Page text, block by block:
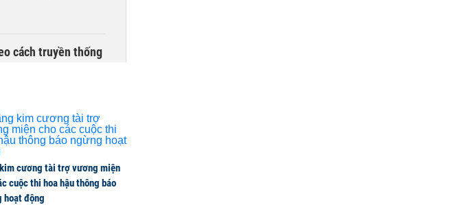
cách truyền thống
cương tài trợ vương miện
cuộc thi hoa hậu thông báo
hoạt động